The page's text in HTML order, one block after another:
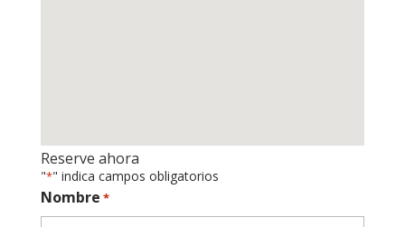
Reserve ahora
"*" indica campos obligatorios
Nombre *